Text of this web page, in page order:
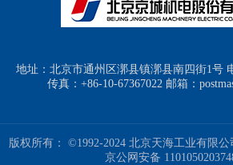
地址：北京市通州区漷县镇漷县南四街1号
传真：+86-10-67367022 邮箱：
版权所有： ©1992-2024 北京天海工业有限公
京公网安备